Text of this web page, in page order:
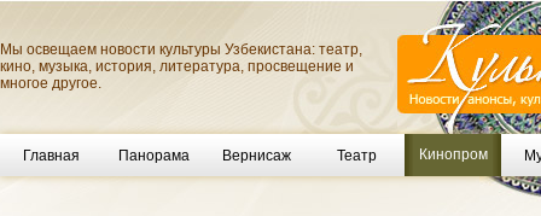
Мы освещаем новости культуры Узбекистана: театр,
кино, музыка, история, литература, просвещение и
многое другое.
Главная Панорама Вернисаж Театр Кинопром